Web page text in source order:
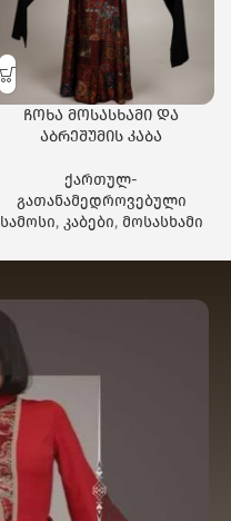
ჩოხა მოსასხამი და
აბრეშუმის კაბა
ქართულ-
გათანამედროვებული
სამოსი, კაბები, მოსასხამი